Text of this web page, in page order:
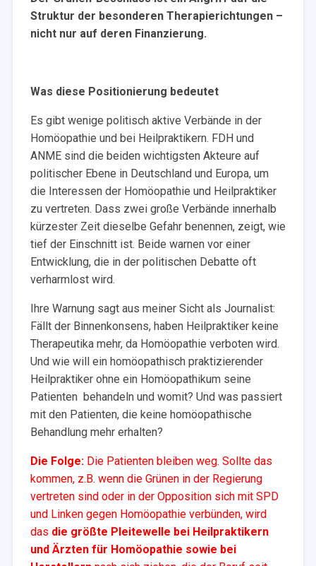
Struktur der besonderen Therapierichtungen –
nicht nur auf deren Finanzierung.
Was diese Positionierung bedeutet
Es gibt wenige politisch aktive Verbände in der
Homöopathie und bei Heilpraktikern. FDH und
ANME sind die beiden wichtigsten Akteure auf
politischer Ebene in Deutschland und Europa, um
die Interessen der Homöopathie und Heilpraktiker
zu vertreten. Dass zwei große Verbände innerhalb
kürzester Zeit dieselbe Gefahr benennen, zeigt, wie
tief der Einschnitt ist. Beide warnen vor einer
Entwicklung, die in der politischen Debatte oft
verharmlost wird.
Ihre Warnung sagt aus meiner Sicht als Journalist:
Fällt der Binnenkonsens, haben Heilpraktiker keine
Therapeutika mehr, da Homöopathie verboten wird.
Und wie will ein homöopathisch praktizierender
Heilpraktiker ohne ein Homöopathikum seine
Patienten behandeln und womit? Und was passiert
mit den Patienten, die keine homöopathische
Behandlung mehr erhalten?
Die Folge:Die Patienten bleiben weg. Sollte das
kommen, z.B. wenn die Grünen in der Regierung
vertreten sind oder in der Opposition sich mit SPD
und Linken gegen Homöopathie verbünden, wird
das die größte Pleitewelle bei Heilpraktikern
und Ärzten für Homöopathie sowie bei